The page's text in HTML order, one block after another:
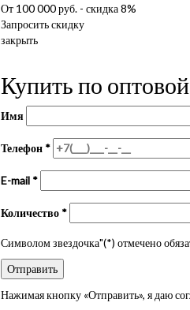
От 100 000 руб. - скидка 8%
Запросить скидку
закрыть
Купить по
Имя
Телефон *
E-mail *
Количество *
Символом звездочка"(*) отмечено
Нажимая кнопку «Отправить», я даю